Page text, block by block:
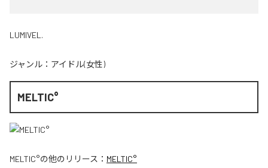
LUMIVEL.
ジャンル： アイドル(女性)
MELTIC°
MELTIC°の他のリリース： MELTIC°